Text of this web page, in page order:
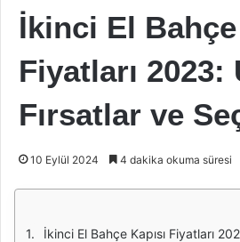
İkinci El Bahçe
Fiyatları 2023:
Fırsatlar ve
10 Eylül 2024 4 dakika okuma süresi
İkinci El Bahçe Kapısı Fiyatları 2023: